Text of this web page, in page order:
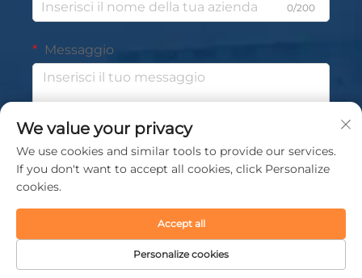
0/200
Messaggio
We value your privacy
We use cookies and similar tools to provide our services.
If you don't want to accept all cookies, click Personalize
cookies.
Personalize cookies
Accept all